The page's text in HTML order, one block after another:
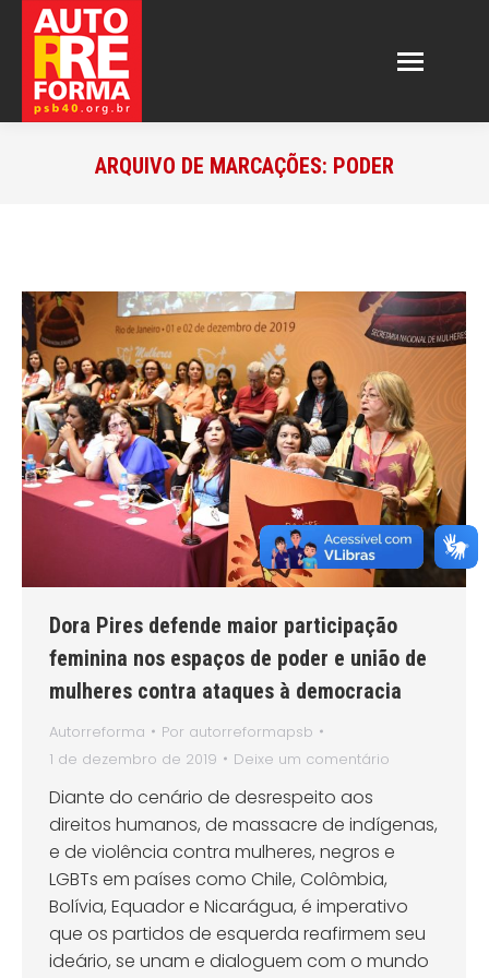
ARQUIVO DE MARCAÇÕES: PODER
Dora Pires defende maior participação
feminina nos espaços de poder e união de
mulheres contra ataques à democracia
Autorreforma Por autorreformapsb
1 de dezembro de 2019
Deixe um comentário
Diante do cenário de desrespeito aos
direitos humanos, de massacre de indígenas,
e de violência contra mulheres, negros e
LGBTs em países como Chile, Colômbia,
Bolívia, Equador e Nicarágua, é imperativo
que os partidos de esquerda reafirmem seu
ideário, se unam e dialoguem com o mundo